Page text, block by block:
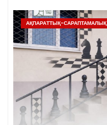
АҚПАРАТТЫҚ-САРАПТАМАЛЫҚ